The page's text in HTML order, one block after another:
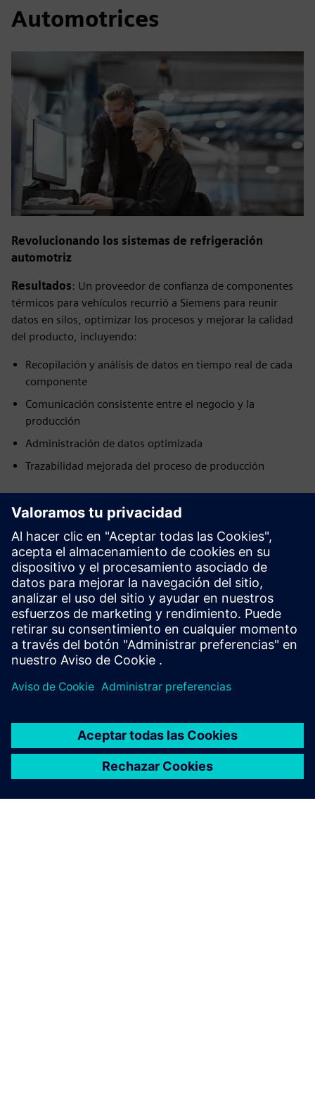
Automotrices
Revolucionando los sistemas de refrigeración
automotriz
Resultados: Un proveedor de confianza de componentes
térmicos para vehículos recurrió a Siemens para reunir
datos en silos, optimizar los procesos y mejorar la calidad
del producto, incluyendo:
Recopilación y análisis de datos en tiempo real de cada
componente
Comunicación consistente entre el negocio y la
producción
Administración de datos optimizada
Trazabilidad mejorada del proceso de producción
¿Tiene alguna pregunta?
Hablemos. Comuníquese y le ayudaremos a encontrar
el mejor lugar para comenzar.
Contact us